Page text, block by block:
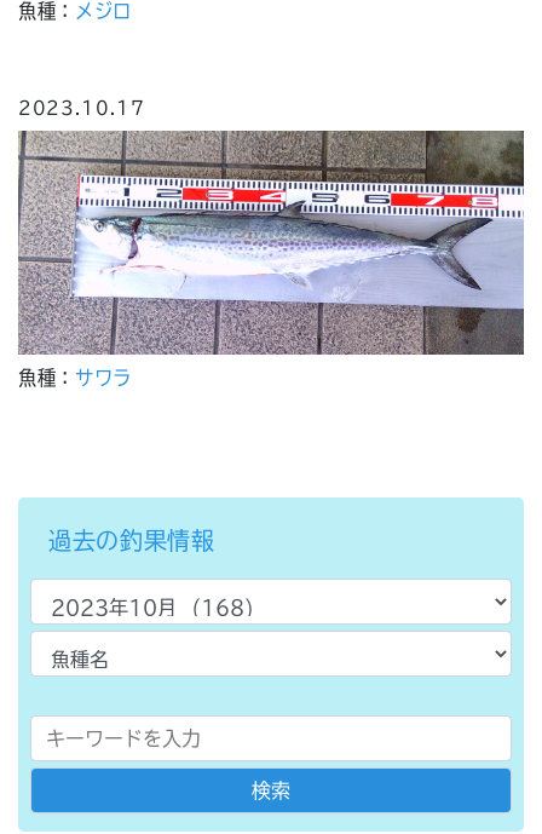
魚種： メジロ
2023.10.17
魚種： サワラ
過去の釣果情報